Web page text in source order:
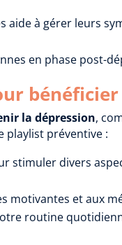
aide à gérer leurs
en phase post-
la dépression,
playlist préventive :
stimuler divers
motivantes et aux
routine